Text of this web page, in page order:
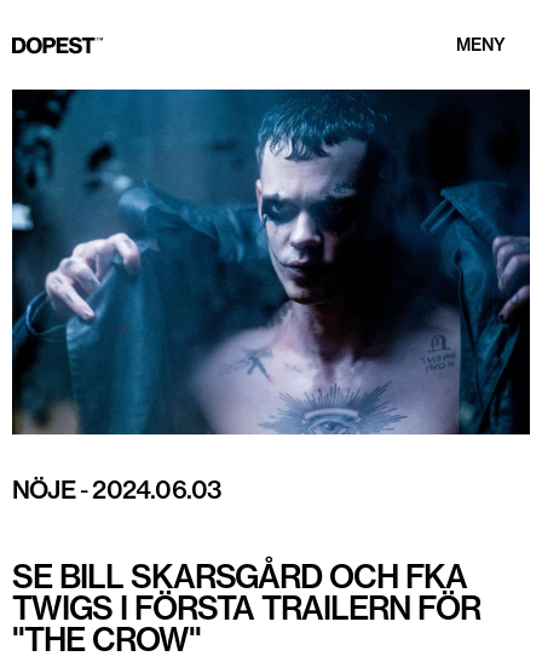
MENY
NÖJE-2024.06.03
SE BILL SKARSGÅRD OCH FKA
TWIGS I FÖRSTA TRAILERN FÖR
''THE CROW''